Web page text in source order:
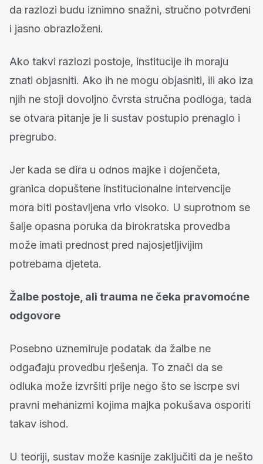
da razlozi budu iznimno snažni, stručno potvrđeni
i jasno obrazloženi.
Ako takvi razlozi postoje, institucije ih moraju
znati objasniti. Ako ih ne mogu objasniti, ili ako iza
njih ne stoji dovoljno čvrsta stručna podloga, tada
se otvara pitanje je li sustav postupio prenaglo i
pregrubo.
Jer kada se dira u odnos majke i dojenčeta,
granica dopuštene institucionalne intervencije
mora biti postavljena vrlo visoko. U suprotnom se
šalje opasna poruka da birokratska provedba
može imati prednost pred najosjetljivijim
potrebama djeteta.
Žalbe postoje, ali trauma ne čeka pravomoćne
odgovore
Posebno uznemiruje podatak da žalbe ne
odgađaju provedbu rješenja. To znači da se
odluka može izvršiti prije nego što se iscrpe svi
pravni mehanizmi kojima majka pokušava osporiti
takav ishod.
U teoriji, sustav može kasnije zaključiti da je nešto